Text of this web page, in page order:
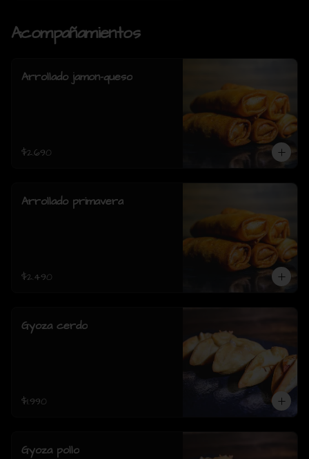
Acompañamientos
Arrollado jamon-queso
$2.690
Arrollado primavera
$2.490
Gyoza cerdo
$1.990
Gyoza pollo